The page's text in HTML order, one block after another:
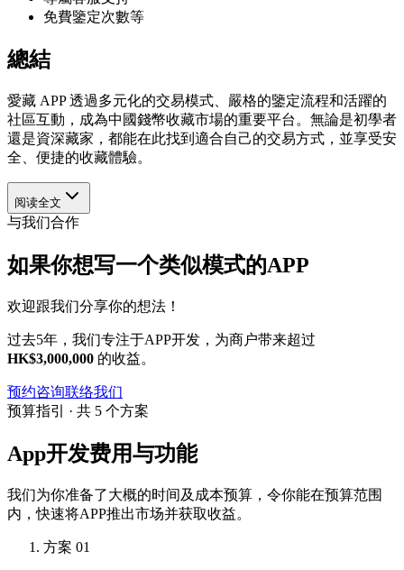
免費鑒定次數等
總結
愛藏 APP 透過多元化的交易模式、嚴格的鑒定流程和活躍的
社區互動，成為中國錢幣收藏市場的重要平台。無論是初學者
還是資深藏家，都能在此找到適合自己的交易方式，並享受安
全、便捷的收藏體驗。
阅读全文
与我们合作
如果你想写一个类似模式的APP
欢迎跟我们分享你的想法！
过去5年，我们专注于APP开发，为商户带来超过
HK$3,000,000 的收益。
预约咨询联络我们
预算指引 · 共 5 个方案
App开发费用与功能
我们为你准备了大概的时间及成本预算，令你能在预算范围
内，快速将APP推出市场并获取收益。
方案 01